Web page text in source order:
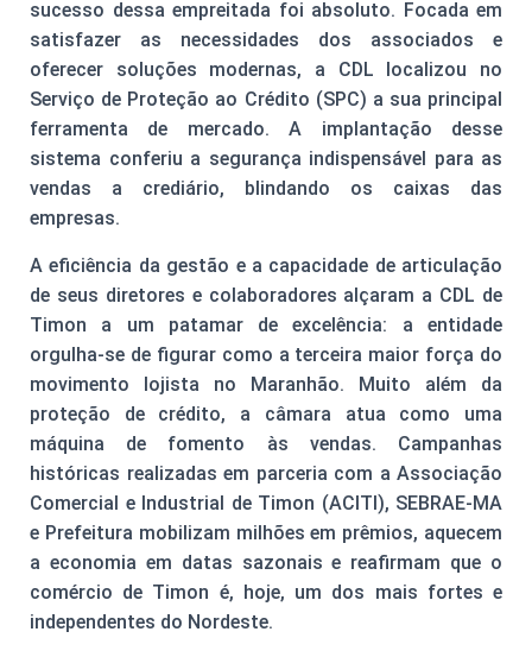
sucesso dessa empreitada foi absoluto. Focada em
satisfazer as necessidades dos associados e
oferecer soluções modernas, a CDL localizou no
Serviço de Proteção ao Crédito (SPC) a sua principal
ferramenta de mercado. A implantação desse
sistema conferiu a segurança indispensável para as
vendas a crediário, blindando os caixas das
empresas.
A eficiência da gestão e a capacidade de articulação
de seus diretores e colaboradores alçaram a CDL de
Timon a um patamar de excelência: a entidade
orgulha-se de figurar como a terceira maior força do
movimento lojista no Maranhão. Muito além da
proteção de crédito, a câmara atua como uma
máquina de fomento às vendas. Campanhas
históricas realizadas em parceria com a Associação
Comercial e Industrial de Timon (ACITI), SEBRAE-MA
e Prefeitura mobilizam milhões em prêmios, aquecem
a economia em datas sazonais e reafirmam que o
comércio de Timon é, hoje, um dos mais fortes e
independentes do Nordeste.